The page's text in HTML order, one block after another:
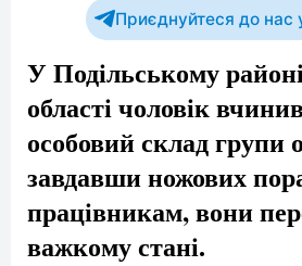
Приєднуйтеся до нас
У Подільському
області чоловік
особовий склад групи
завдавши ножових
працівникам, вони
важкому стані.